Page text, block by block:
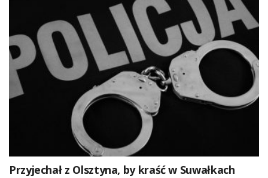
Przyjechał z Olsztyna, by kraść w Suwałkach